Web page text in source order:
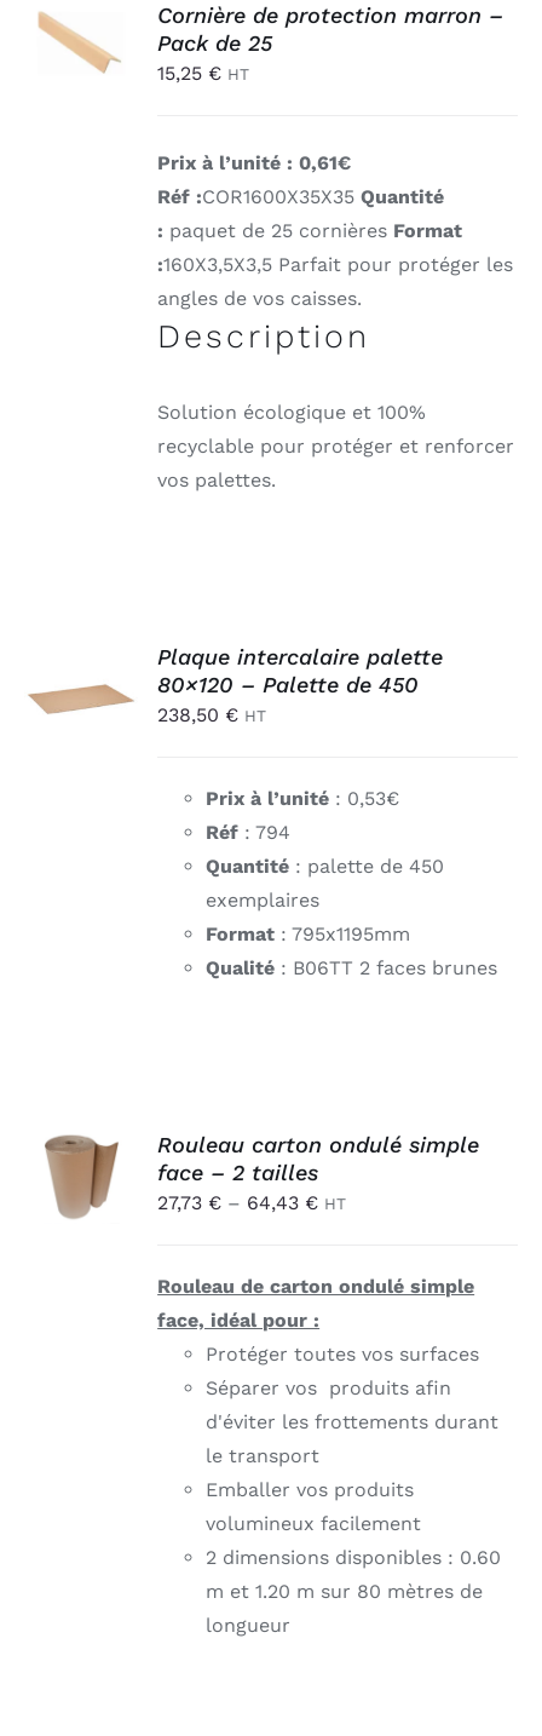
PANIER
Cornière de protection marron –
Pack de 25
15,25 € HT
Prix à l’unité : 0,61€
Réf :COR1600X35X35 Quantité
: paquet de 25 cornières Format
:160X3,5X3,5 Parfait pour protéger les
angles de vos caisses.
Description
Solution écologique et 100%
recyclable pour protéger et renforcer
vos palettes.
PANIER
Plaque intercalaire palette
80×120 – Palette de 450
238,50 € HT
Prix à l’unité : 0,53€
Réf : 794
Quantité : palette de 450
exemplaires
Format : 795x1195mm
Qualité : B06TT 2 faces brunes
DES
OPTIONS
CE
PRODUIT
VARIATIONS.
/
Rouleau carton ondulé simple
face – 2 tailles
27,73 € – 64,43 € HT
Rouleau de carton ondulé simple
face, idéal pour :
Protéger toutes vos surfaces
Séparer vos produits afin
d'éviter les frottements durant
le transport
Emballer vos produits
volumineux facilement
2 dimensions disponibles : 0.60
m et 1.20 m sur 80 mètres de
longueur